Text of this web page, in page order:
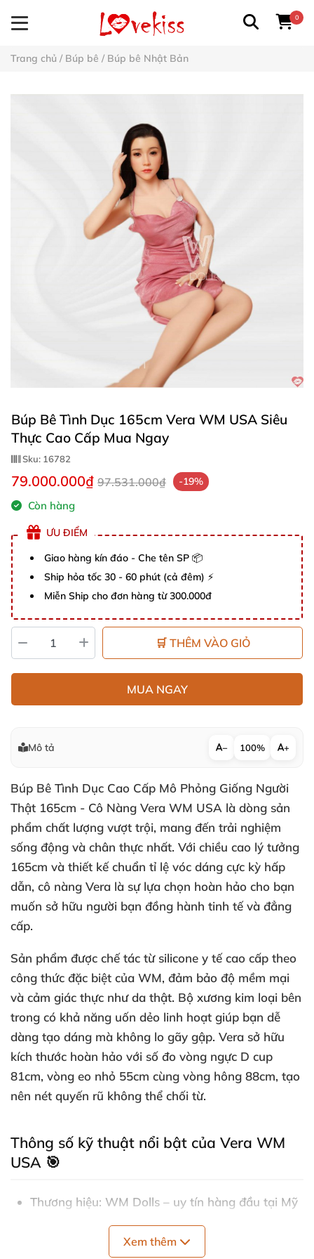
0
Trang chủ / Búp bê / Búp bê Nhật Bản
Búp Bê Tình Dục 165cm Vera WM USA Siêu
Thực Cao Cấp Mua Ngay
Sku: 16782
79.000.000₫ 97.531.000₫ -19%
Còn hàng
ƯU ĐIỂM
Giao hàng kín đáo - Che tên SP 📦
Ship hỏa tốc 30 - 60 phút (cả đêm) ⚡
Miễn Ship cho đơn hàng từ 300.000đ
🛒 THÊM VÀO GIỎ
MUA NGAY
Mô tả − 100% +
Búp Bê Tình Dục Cao Cấp Mô Phỏng Giống Người
Thật 165cm - Cô Nàng Vera WM USA là dòng sản
phẩm chất lượng vượt trội, mang đến trải nghiệm
sống động và chân thực nhất. Với chiều cao lý tưởng
165cm và thiết kế chuẩn tỉ lệ vóc dáng cực kỳ hấp
dẫn, cô nàng Vera là sự lựa chọn hoàn hảo cho bạn
muốn sở hữu người bạn đồng hành tinh tế và đẳng
cấp.
Sản phẩm được chế tác từ silicone y tế cao cấp theo
công thức đặc biệt của WM, đảm bảo độ mềm mại
và cảm giác thực như da thật. Bộ xương kim loại bên
trong có khả năng uốn dẻo linh hoạt giúp bạn dễ
dàng tạo dáng mà không lo gãy gập. Vera sở hữu
kích thước hoàn hảo với số đo vòng ngực D cup
81cm, vòng eo nhỏ 55cm cùng vòng hông 88cm, tạo
nên nét quyến rũ không thể chối từ.
Thông số kỹ thuật nổi bật của Vera WM
USA 🎯
Thương hiệu: WM Dolls – uy tín hàng đầu tại Mỹ
Chiều cao: 165cm với tổng trọng lượng 42kg, cân
Xem thêm